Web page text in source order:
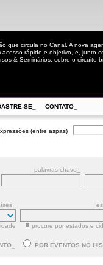
que circula no Canal. A nova
rápido e objetivo, e, junto
& Seminários, cobre o circuito
SE_ CONTATO_
(entre aspas)
palavras-chave_
procure por estados e
POR EVENTOS NO